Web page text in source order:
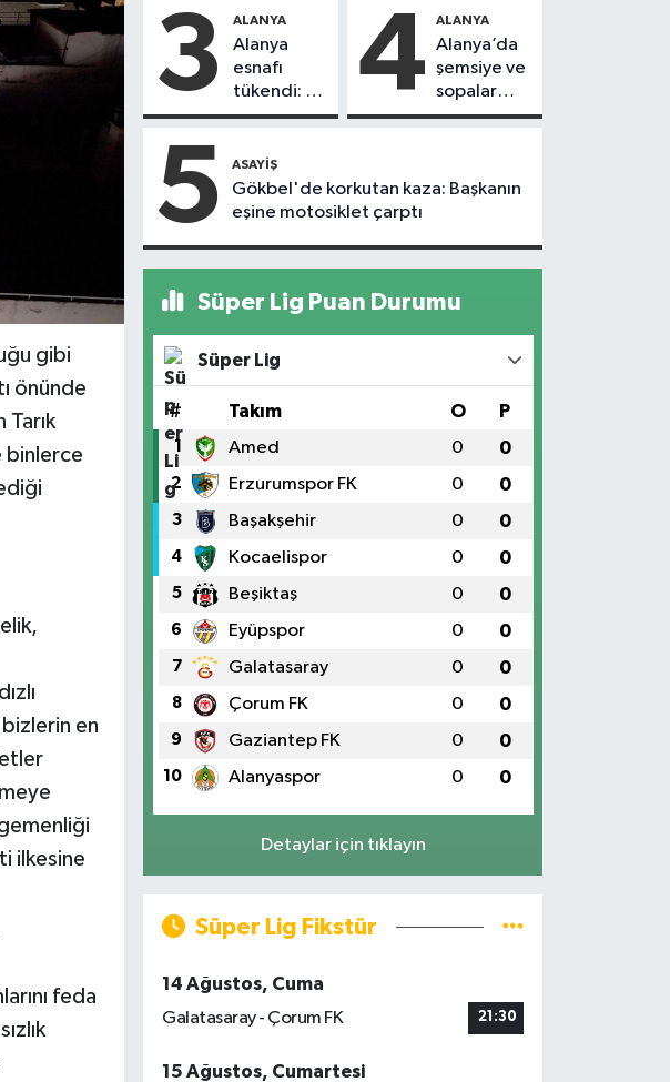
gibi
önünde
binlerce
en
ilkesine
feda
3 ALANYA
Alanya
esnafı
tükendi: 1
ayda 150
kapandı
4 ALANYA
Alanya’da
şemsiye ve
sopalar
havada
5 ASAYIŞ
Gökbel'de korkutan kaza: Başkanın
eşine motosiklet çarptı
Süper Lig Puan Durumu
Süper Lig
# Takım O P
1 Amed 0 0
2 Erzurumspor FK 0 0
3 Başakşehir 0 0
4 Kocaelispor 0 0
5 Beşiktaş 0 0
6 Eyüpspor 0 0
7 Galatasaray 0 0
8 Çorum FK 0 0
9 Gaziantep FK 0 0
10 Alanyaspor 0 0
Detaylar için tıklayın
Süper Lig Fikstür
14 Ağustos, Cuma
Galatasaray - Çorum FK
21:30
15 Ağustos, Cumartesi